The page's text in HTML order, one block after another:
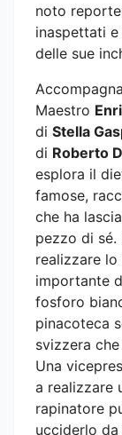
noto
inaspettati
delle sue
Maestro
di Stella
di Roberto
esplora il
famose,
che ha
pezzo di sé.
realizzare
importante
fosforo
pinacoteca
svizzera
Una
a realizzare
rapinatore
ucciderlo